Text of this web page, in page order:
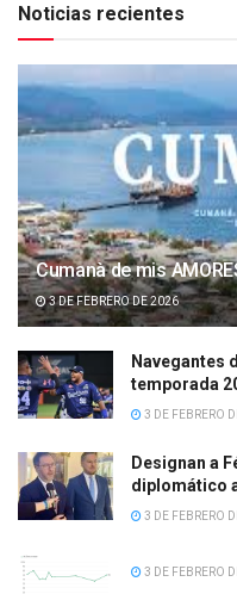
Noticias recientes
Cumanà de mis
3 DE FEBRERO DE 2026
Navegantes
temporada
3 DE FEBRERO
Designan a
diplomático
3 DE FEBRERO
3 DE FEBRERO